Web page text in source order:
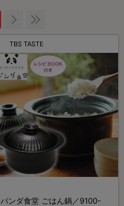
TBS TASTE
パンダ食堂 ごはん鍋／9100-